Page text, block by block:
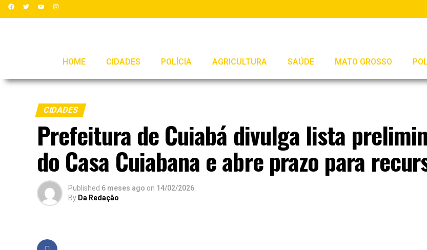
HOME CIDADES POLÍCIA AGRICULTURA SAÚDE MATO GROSSO
CIDADES
Prefeitura de Cuiabá divulga lista
do Casa Cuiabana e abre prazo para
Published 6 meses ago on 14/02/2026
By Da Redação